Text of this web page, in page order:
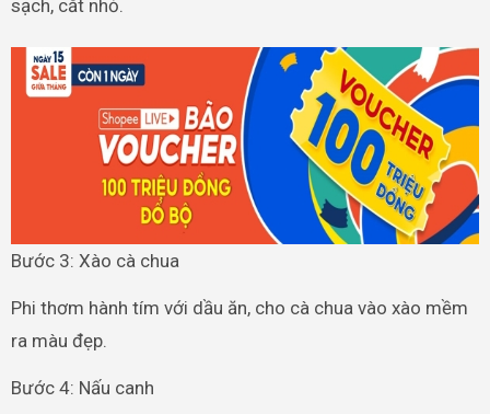
sạch, cắt nhỏ.
Bước 3: Xào cà chua
Phi thơm hành tím với dầu ăn, cho cà chua vào xào mềm
ra màu đẹp.
Bước 4: Nấu canh